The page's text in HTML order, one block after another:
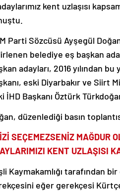
kent uzlaşısı
Parti Sözcüsü Ayşegül
belediye eş başkan
adayları, 2016 yılından
eski Diyarbakır ve Siirt
İHD Başkanı Öztürk
düzenlediği basın
SEÇEMEZSENİZ MAĞDUR
KENT UZLAŞISI
Kaymakamlığı tarafından
eğer gerekçesi